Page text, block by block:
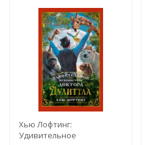
Хью Лофтинг:
Удивительное